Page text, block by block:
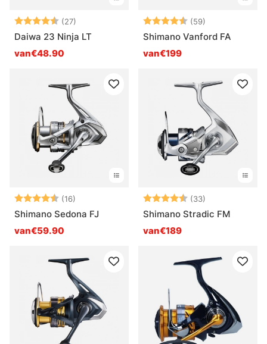
Beoordeling:
(27)
4.6 uit 5 sterren
Daiwa 23 Ninja LT
van€48.90
Beoordeling:
(59)
Shimano Vanford FA
van€199
Beoordeling:
(16)
Shimano Sedona FJ
van€59.90
Beoordeling:
(33)
Shimano Stradic FM
van€189